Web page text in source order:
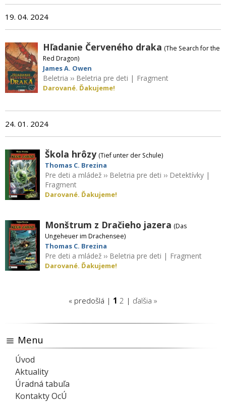
19. 04. 2024
Hľadanie Červeného draka (The Search for the
Red Dragon)
James A. Owen
Beletria ›› Beletria pre deti | Fragment
Darované. Ďakujeme!
24. 01. 2024
Škola hrôzy (Tief unter der Schule)
Thomas C. Brezina
Pre deti a mládež›› Beletria pre deti ›› Detektívky|
Fragment
Darované. Ďakujeme!
Monštrum z Dračieho jazera (Das
Ungeheuer im Drachensee)
Thomas C. Brezina
Pre deti a mládež ›› Beletria pre deti | Fragment
Darované. Ďakujeme!
« predošlá | 1 2 | ďalšia »
Menu
Úvod
Aktuality
Úradná tabuľa
Kontakty OcÚ